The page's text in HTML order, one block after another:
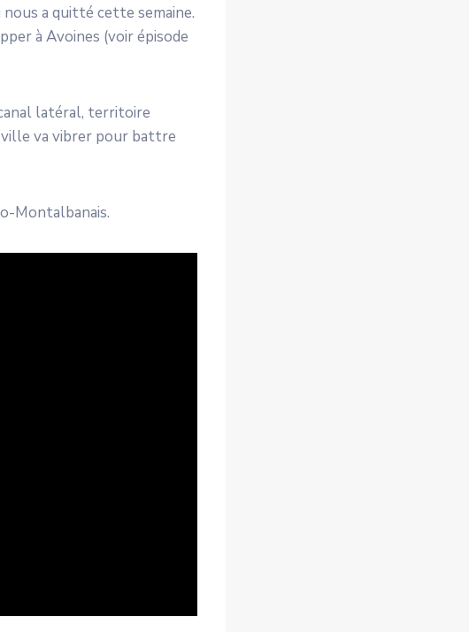
a quitté cette semaine.
à Avoines (voir épisode
latéral, territoire
ville va vibrer pour battre
Montalbanais.